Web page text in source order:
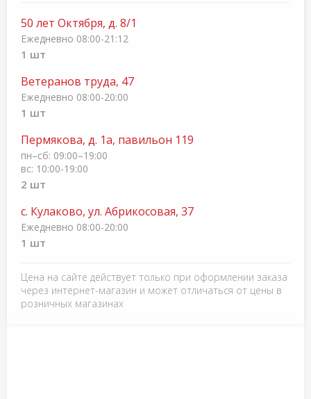
50 лет Октября, д. 8/1
Ежедневно 08:00-21:12
1 шт
Ветеранов труда, 47
Ежедневно 08:00-20:00
1 шт
Пермякова, д. 1а, павильон 119
пн–сб: 09:00–19:00
вс: 10:00-19:00
2 шт
с. Кулаково, ул. Абрикосовая, 37
Ежедневно 08:00-20:00
1 шт
Цена на сайте действует только при оформлении заказа
через интернет-магазин и может отличаться от цены в
розничных магазинах